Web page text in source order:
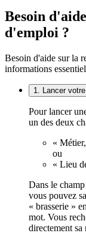
Besoin
d'emploi ?
Besoin d'aide sur la
informations
1. Lancer
Pour lancer
un des deux
«
ou
« Lieu
Dans le
vous pouvez
« brasserie »
mot. Vous
directement